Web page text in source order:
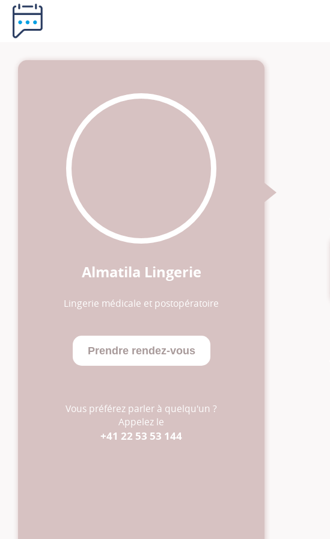
Almatila Lingerie
Lingerie médicale et postopératoire
Prendre rendez-vous
Vous préférez parler à quelqu'un ?
Appelez le
+41 22 53 53 144